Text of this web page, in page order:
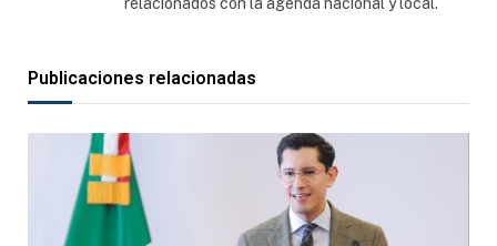
Publicaciones relacionadas